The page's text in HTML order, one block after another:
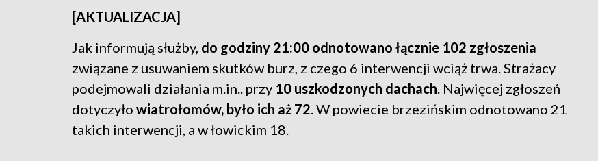
[AKTUALIZACJA]
Jak informują służby, do godziny 21:00 odnotowano łącznie 102 zgłoszenia
związane z usuwaniem skutków burz, z czego 6 interwencji wciąż trwa. Strażacy
podejmowali działania m.in.. przy 10 uszkodzonych dachach. Najwięcej zgłoszeń
dotyczyło wiatrołomów, było ich aż 72. W powiecie brzezińskim odnotowano 21
takich interwencji, a w łowickim 18.